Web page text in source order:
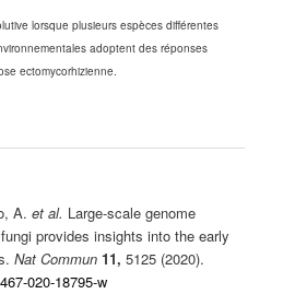
lorsque plusieurs espèces différentes
adoptent des réponses
ectomycorhizienne.
A.et al. Large-scale genome
provides insights into the early
Nat Commun 11,5125 (2020).
020-18795-w